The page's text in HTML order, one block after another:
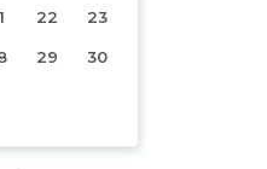
22 23
29 30